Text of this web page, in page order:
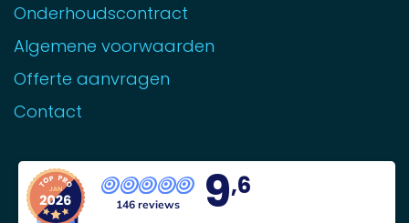
Onderhoudscontract
Algemene voorwaarden
Offerte aanvragen
Contact
146 reviews 9,6